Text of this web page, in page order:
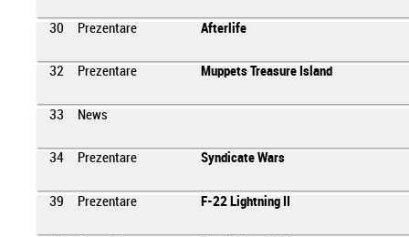
30 Prezentare Afterlife
32 Prezentare Muppets Treasure Island
33 News
34 Prezentare Syndicate Wars
39 Prezentare F-22 Lightning II